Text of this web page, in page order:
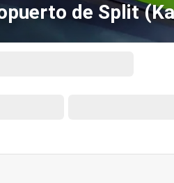
de Split